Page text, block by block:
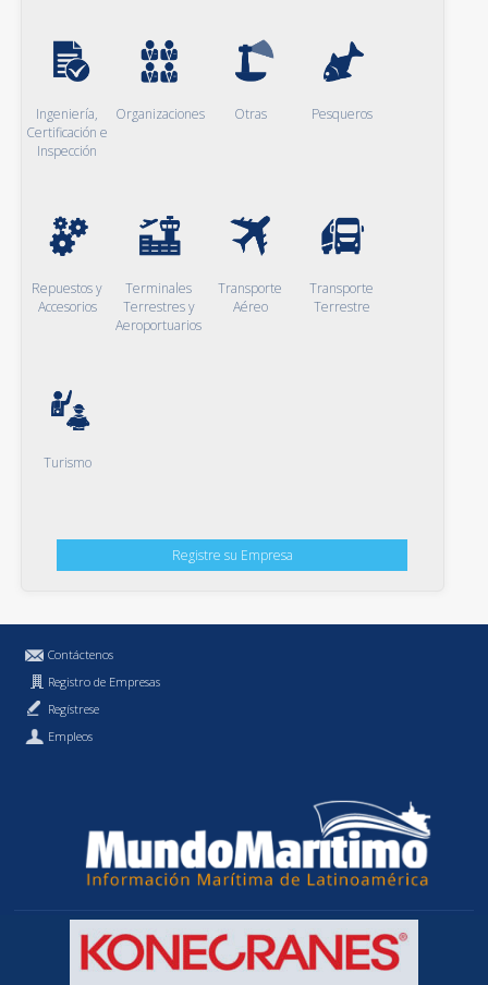
Ingeniería,
Certificación e
Inspección
Organizaciones Otras Pesqueros
Repuestos y
Accesorios
Terminales
Terrestres y
Aeroportuarios
Transporte
Aéreo
Transporte
Terrestre
Turismo
Registre su Empresa
Contáctenos
Registro de Empresas
Regístrese
Empleos
Política de Privacidad
MundoMaritimo.cl es una marca registrada de MundoMaritimo Ltda.